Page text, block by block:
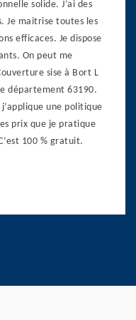
solide. J’ai des
Je maitrise toutes les
efficaces. Je dispose
On peut me
sise à Bort L
département 63190.
une politique
prix que je pratique
100 % gratuit.